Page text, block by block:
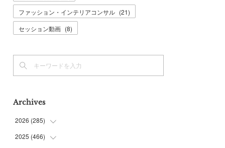
ファッション・インテリアコンサル (21)
セッション動画 (8)
Archives
2026 (285)
(6)
2025 (466)